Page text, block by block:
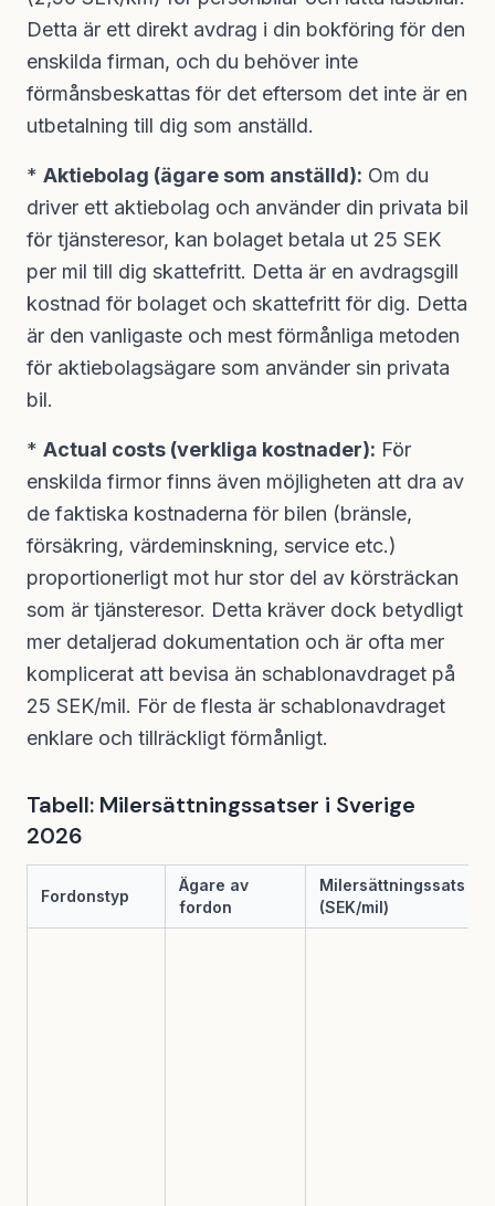
Detta är ett direkt avdrag i din bokföring för den
enskilda firman, och du behöver inte
förmånsbeskattas för det eftersom det inte är en
utbetalning till dig som anställd.
* Aktiebolag (ägare som anställd): Om du
driver ett aktiebolag och använder din privata bil
för tjänsteresor, kan bolaget betala ut 25 SEK
per mil till dig skattefritt. Detta är en avdragsgill
kostnad för bolaget och skattefritt för dig. Detta
är den vanligaste och mest förmånliga metoden
för aktiebolagsägare som använder sin privata
bil.
* Actual costs (verkliga kostnader): För
enskilda firmor finns även möjligheten att dra av
de faktiska kostnaderna för bilen (bränsle,
försäkring, värdeminskning, service etc.)
proportionerligt mot hur stor del av körsträckan
som är tjänsteresor. Detta kräver dock betydligt
mer detaljerad dokumentation och är ofta mer
komplicerat att bevisa än schablonavdraget på
25 SEK/mil. För de flesta är schablonavdraget
enklare och tillräckligt förmånligt.
Tabell: Milersättningssatser i Sverige
2026
Fordonstyp
Ägare av
fordon
Milersättningssats
(SEK/mil)